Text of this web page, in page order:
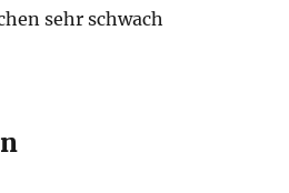
sehr schwach